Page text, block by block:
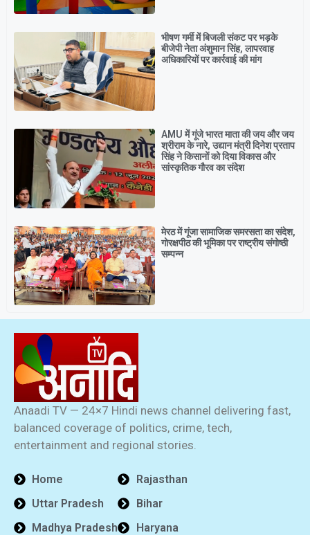
भीषण गर्मी में बिजली संकट पर भड़के
बीजेपी नेता अंशुमान सिंह, लापरवाह
अधिकारियों पर कार्रवाई की मांग
AMU में गूंजे भारत माता की जय और जय
श्रीराम के नारे, उद्यान मंत्री दिनेश प्रताप
सिंह ने किसानों को दिया विकास और
सांस्कृतिक गौरव का संदेश
मेरठ में गूंजा सामाजिक समरसता का संदेश,
गोरक्षपीठ की भूमिका पर राष्ट्रीय संगोष्ठी
सम्पन्न
Anaadi TV — 24×7 Hindi news channel delivering fast,
balanced coverage of politics, crime, tech,
entertainment and regional stories.
Home
Uttar Pradesh
Madhya Pradesh
Rajasthan
Bihar
Haryana